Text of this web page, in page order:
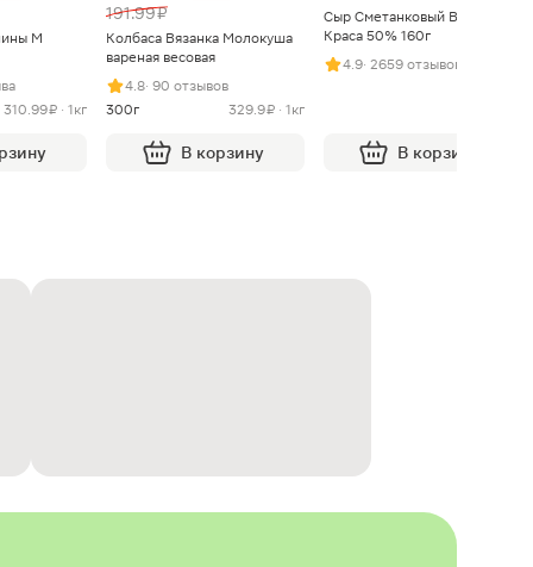
М
310.99 ₽ · 1кг
191.99 ₽
Колбаса Вязанка Молокуша
вареная весовая
4.8· 90 отзывов
300г
329.9 ₽ · 1кг
В корзину
Сыр Сметанковый Варвара
Краса 50% 160г
4.9· 2659 отзывов
В корзину